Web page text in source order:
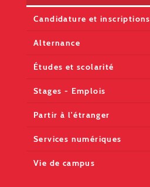
Candidature et inscriptions
Alternance
Études et scolarité
Stages - Emplois
Partir à l'étranger
Services numériques
Vie de campus